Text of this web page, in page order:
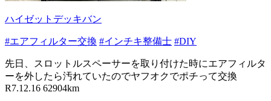
ハイゼットデッキバン
#エアフィルター交換 #インチキ整備士 #DIY
先日、スロットルスペーサーを取り付けた時にエアフィルタ
ーを外したら汚れていたのでヤフオクでポチって交換
R7.12.16 62904km